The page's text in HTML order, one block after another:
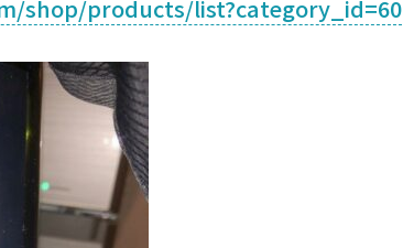
shop/products/list?category_id=60